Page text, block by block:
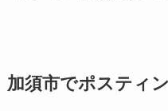
加須市でポスティ